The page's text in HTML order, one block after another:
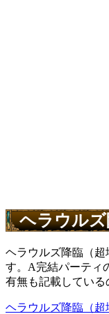
ヘラウル
ヘラウルズ降臨（超
す。A完結パーティ
有無も記載している
ヘラウルズ降臨（